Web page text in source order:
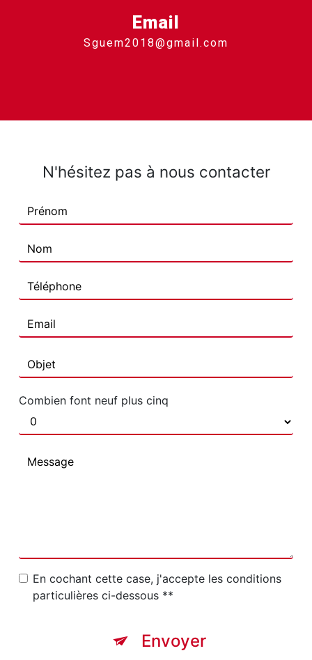
Email
sguem2018@gmail.com
N'hésitez pas à nous contacter
Combien font neuf plus cinq
En cochant cette case, j'accepte les conditions
particulières ci-dessous **
Envoyer